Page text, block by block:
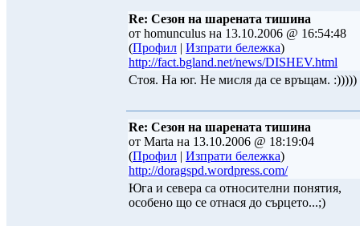
Re: Сезон на шарената тишина
от homunculus на 13.10.2006 @ 16:54:48
(Профил | Изпрати бележка)
http://fact.bgland.net/news/DISHEV.html
Стоя. На юг. Не мисля да се връщам. :)))))
Re: Сезон на шарената тишина
от Marta на 13.10.2006 @ 18:19:04
(Профил | Изпрати бележка)
http://doragspd.wordpress.com/
Юга и севера са относителни понятия,
особено що се отнася до сърцето...;)